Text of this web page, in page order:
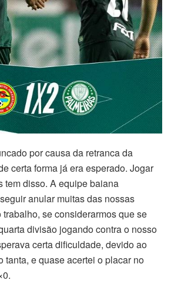
por causa da retranca da
certa forma já era esperado. Jogar
tem disso. A equipe baiana
anular muitas das nossas
se considerarmos que se
divisão jogando contra o nosso
certa dificuldade, devido ao
tanta, e quase acertei o placar no